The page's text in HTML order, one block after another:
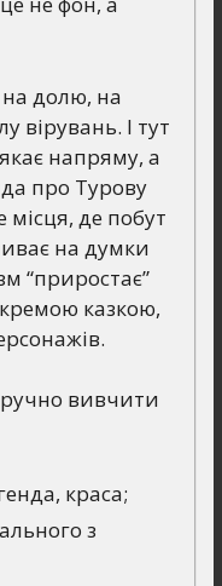
на долю, на
вірувань. І тут
напряму, а
про Турову
місця, де побут
на думки
“приростає”
казкою,
вивчити
краса;
з